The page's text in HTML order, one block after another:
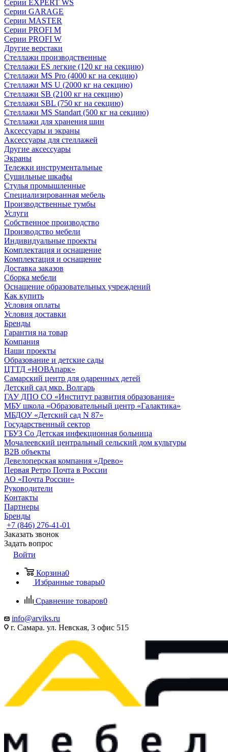
Серии EXPERT WS
Серии GARAGE
Серии MASTER
Серии PROFI M
Серии PROFI W
Другие верстаки
Стеллажи производственные
Стеллажи ES легкие (120 кг на секцию)
Стеллажи MS Pro (4000 кг на секцию)
Стеллажи MS U (2000 кг на секцию)
Стеллажи SB (2100 кг на секцию)
Стеллажи SBL (750 кг на секцию)
Стеллажи MS Standart (500 кг на секцию)
Стеллажи для хранения шин
Аксессуары и экраны
Аксессуары для стеллажей
Другие аксессуары
Экраны
Тележки инструментальные
Сушильные шкафы
Стулья промышленные
Специализированная мебель
Производственные тумбы
Услуги
Собственное производство
Производство мебели
Индивидуальные проекты
Комплектация и оснащение
Комплектация и оснащение
Доставка заказов
Сборка мебели
Оснащение образовательных учреждений
Как купить
Условия оплаты
Условия доставки
Бренды
Гарантия на товар
Компания
Наши проекты
Образование и детские сады
ЦТТД «НОВАпарк»
Самарский центр для одаренных детей
Детский сад мкр. Волгарь
ГАУ ДПО СО «Институт развития образования»
МБУ школа «Образовательный центр «Галактика»
МБДОУ «Детский сад N 87»
Государственный сектор
ГБУЗ Со Детская инфекционная больница
Мочалеевский центральный сельский дом культуры
B2B объекты
Девелоперская компания «Древо»
Первая Ретро Почта в России
АО «Почта России»
Руководители
Контакты
Партнеры
Бренды
+7 (846) 276-41-01
Заказать звонок
Задать вопрос
Войти
Корзина0
Избранные товары0
Сравнение товаров0
info@arviks.ru
г. Самара. ул. Невская, 3 офис 515